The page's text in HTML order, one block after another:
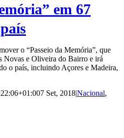
em 67
o “Passeio da Memória”, que
Novas e Oliveira do Bairro e irá
o país, incluindo Açores e Madeira,
7 Set, 2018|Nacional,